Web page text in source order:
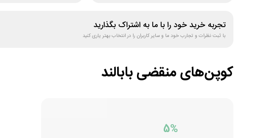
تجربه خرید خود را با ما به اشتراک بگذارید
با ثبت نظرات و تجارب خود ما و سایر کاربران را در انتخاب بهتر یاری کنید
کوپن‌های منقضیبابالند
5%